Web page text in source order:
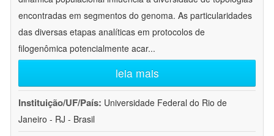
encontradas em segmentos do genoma. As particularidades
das diversas etapas analíticas em protocolos de
filogenômica potencialmente acar...
leia mais
Instituição/UF/País: Universidade Federal do Rio de
Janeiro - RJ - Brasil